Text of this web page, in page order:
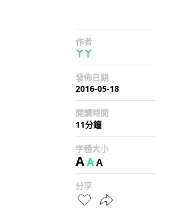
作者
丫丫
發佈日期
2016-05-18
閱讀時間
11分鐘
字體大小
AAA
分享